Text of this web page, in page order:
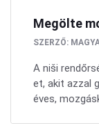
Megölte
SZERZŐ:
A niši
et, akit azzal
éves,